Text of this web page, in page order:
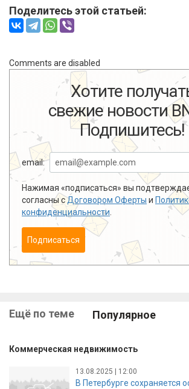
Поделитесь этой статьей:
Comments are disabled
Хотите
свежие новости
Подпишитесь!
email:
Нажимая «подписаться» вы
согласны сДоговором Оферты и
конфиденциальности
Подписаться
Ещё по теме Популярное
Коммерческая недвижимость
13.08.2025 | 12:00
В Петербурге сохраняется